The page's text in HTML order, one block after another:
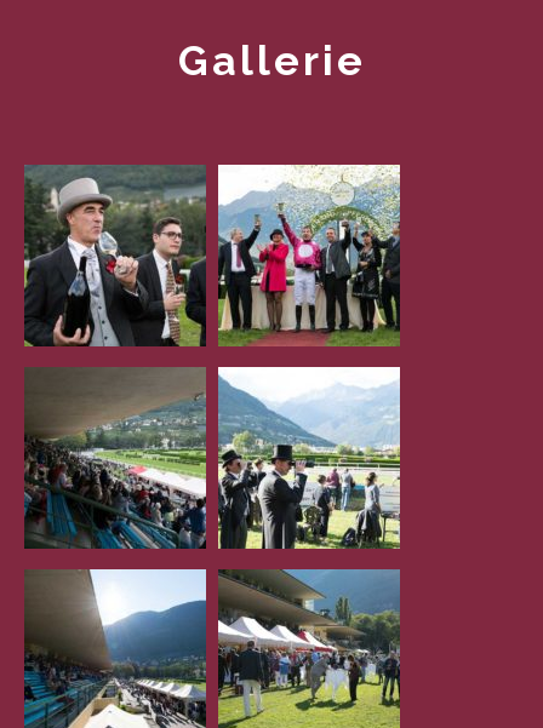
Gallerie